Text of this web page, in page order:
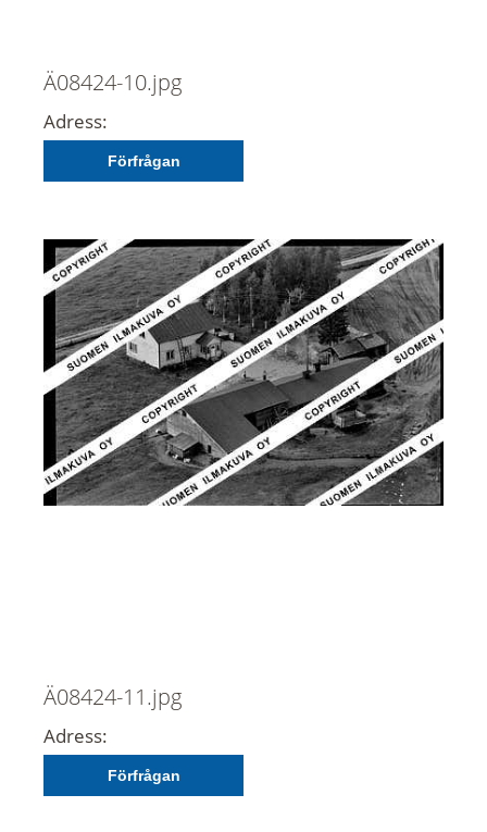
Ä08424-10.jpg
Adress:
Förfrågan
Ä08424-11.jpg
Adress:
Förfrågan